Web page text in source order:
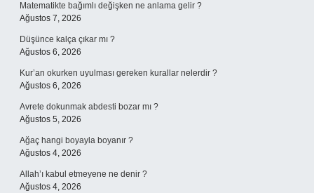
Matematikte bağımlı değişken ne anlama gelir ?
Ağustos 7, 2026
Düşünce kalça çıkar mı ?
Ağustos 6, 2026
Kur’an okurken uyulması gereken kurallar nelerdir ?
Ağustos 6, 2026
Avrete dokunmak abdesti bozar mı ?
Ağustos 5, 2026
Ağaç hangi boyayla boyanır ?
Ağustos 4, 2026
Allah’ı kabul etmeyene ne denir ?
Ağustos 4, 2026